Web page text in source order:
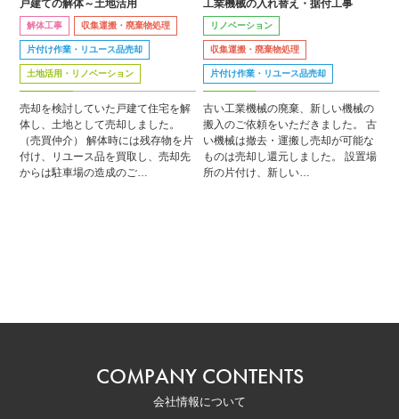
戸建ての解体～土地活用
解体工事 収集運搬・廃棄物処理
片付け作業・リユース品売却
土地活用・リノベーション
売却を検討していた戸建て住宅を解
体し、土地として売却しました。
（売買仲介） 解体時には残存物を片
付け、リユース品を買取し、売却先
からは駐車場の造成のご…
工業機械の入れ替え・据付工事
リノベーション
収集運搬・廃棄物処理
片付け作業・リユース品売却
古い工業機械の廃棄、新しい機械の
搬入のご依頼をいただきました。 古
い機械は撤去・運搬し売却が可能な
ものは売却し還元しました。 設置場
所の片付け、新しい…
COMPANY CONTENTS
会社情報について